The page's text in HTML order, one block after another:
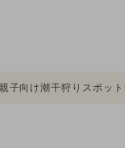
子向け潮干狩りスポッ